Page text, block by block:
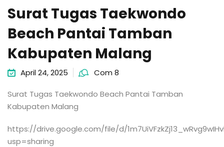
Surat Tugas Taekwondo
Beach Pantai Tamban
Kabupaten Malang
April 24, 2025 Com 8
Surat Tugas Taekwondo Beach Pantai Tamban
Kabupaten Malang
https://drive.google.com/file/d/
usp=sharing